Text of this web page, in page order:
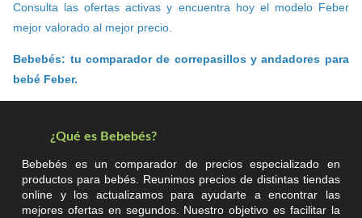
Consulta las ofertas activas y encuentra hoy el modelo Feber
mejor valorado al mejor precio.
Bebebés: tu comparador de correpasillos y andadores para
bebé Feber.
¿Qué es Bebebés?
Bebebés es un comparador de precios especializado en
productos para bebés. Reunimos precios de distintas tiendas
online y los actualizamos para ayudarte a encontrar las
mejores ofertas en segundos. Nuestro objetivo es facilitar la